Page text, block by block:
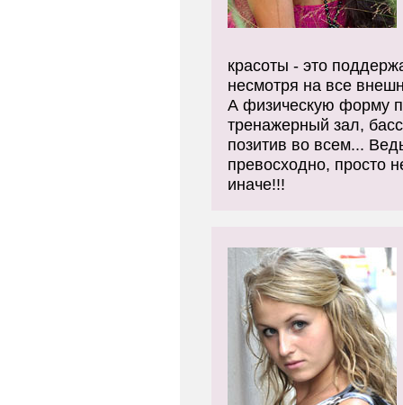
красоты - это
несмотря на все
А физическую форму
тренажерный зал,
позитив во всем...
превосходно, просто
иначе!!!